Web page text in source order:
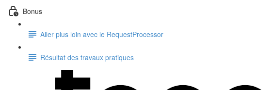
Bonus
Aller plus loin avec le RequestProcessor
Résultat des travaux pratiques